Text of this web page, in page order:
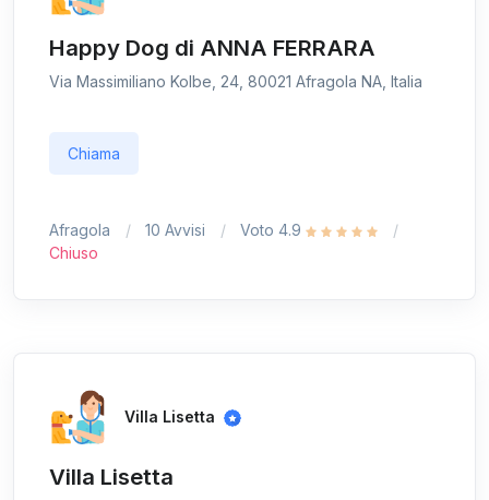
Happy Dog di ANNA FERRARA
Via Massimiliano Kolbe, 24, 80021 Afragola NA, Italia
Chiama
Afragola 10 Avvisi
Voto 4.9
Chiuso
Villa Lisetta
Villa Lisetta